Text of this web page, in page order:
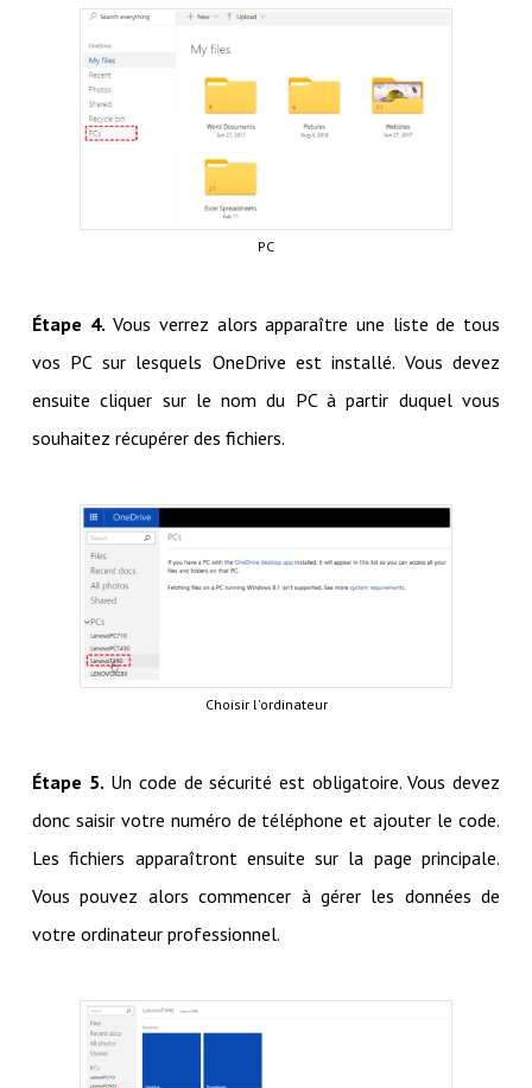
PC
Étape 4. Vous verrez alors apparaître une liste de tous
vos PC sur lesquels OneDrive est installé. Vous devez
ensuite cliquer sur le nom du PC à partir duquel vous
souhaitez récupérer des fichiers.
Choisir l'ordinateur
Étape 5. Un code de sécurité est obligatoire. Vous devez
donc saisir votre numéro de téléphone et ajouter le code.
Les fichiers apparaîtront ensuite sur la page principale.
Vous pouvez alors commencer à gérer les données de
votre ordinateur professionnel.